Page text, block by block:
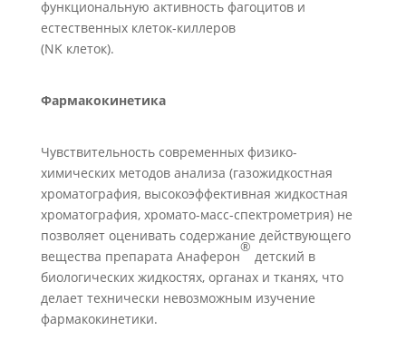
функциональную активность фагоцитов и
естественных клеток-киллеров
(NK клеток).
Фармакокинетика
Чувствительность современных физико-
химических методов анализа (газожидкостная
хроматография, высокоэффективная жидкостная
хроматография, хромато-масс-спектрометрия) не
позволяет оценивать содержание действующего
вещества препарата Анаферон
®
детский в
биологических жидкостях, органах и тканях, что
делает технически невозможным изучение
фармакокинетики.